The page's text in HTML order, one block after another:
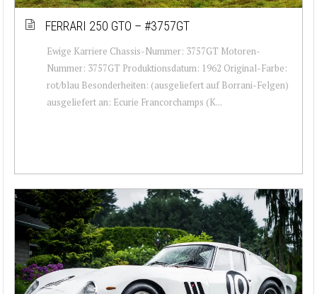
FERRARI 250 GTO – #3757GT
Ewige Karriere Chassis-Nummer: 3757GT Motoren-
Nummer: 3757GT Produktionsdatum: 1962 Original-Farbe:
rot/blau Besonderheiten: (ausgeliefert auf Borrani-Felgen)
ausgeliefert an: Ecurie Francorchamps (K...